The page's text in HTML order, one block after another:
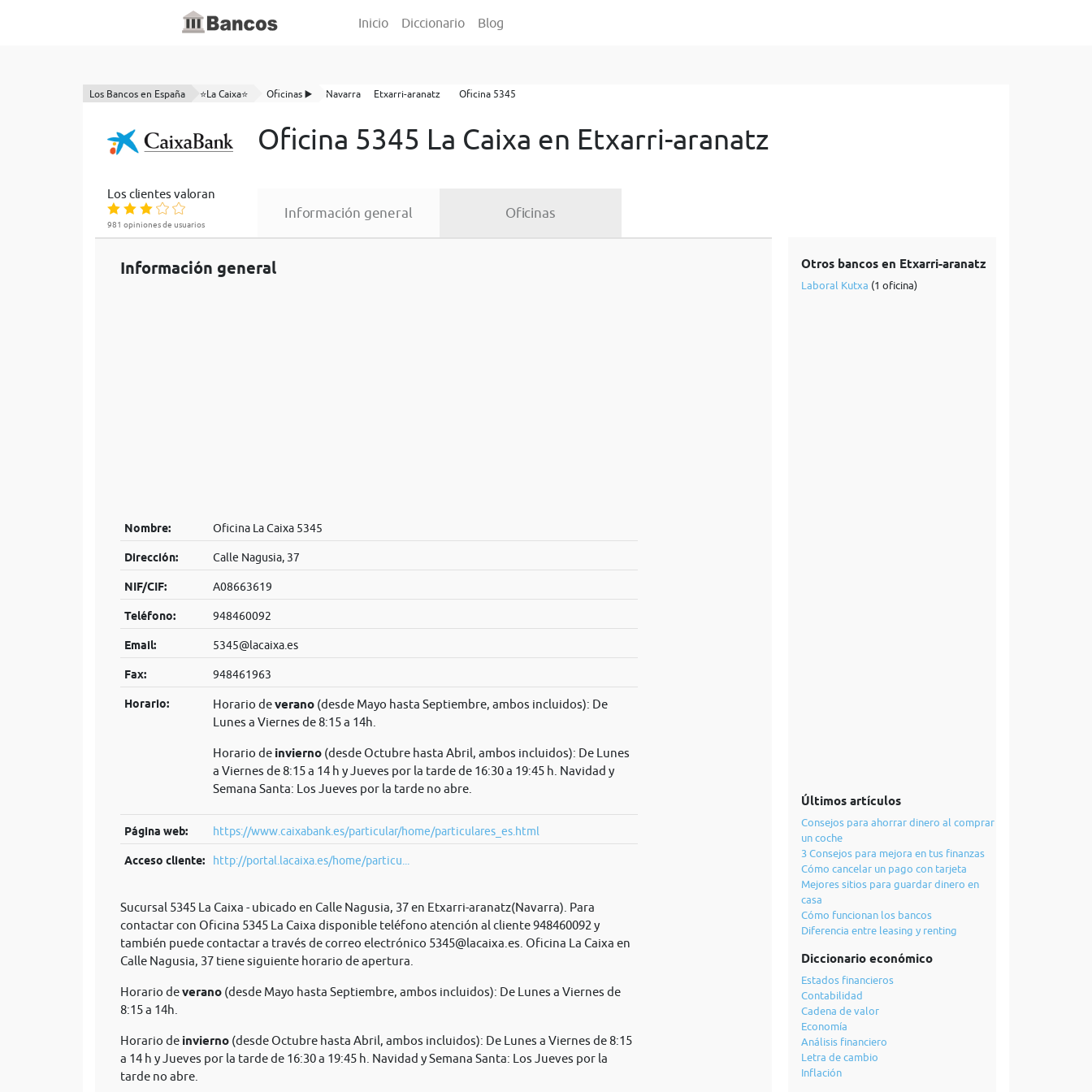
Inicio Diccionario Blog
Los Bancos en España ⭐La Caixa⭐ Oficinas ▶️ Navarra Etxarri-aranatz Oficina 5345
Oficina 5345 La Caixa en Etxarri-aranatz
Los clientes valoran
981 opiniones de usuarios
Información general Oficinas
Información general
Nombre: Oficina La Caixa 5345
Dirección: Calle Nagusia, 37
NIF/CIF: A08663619
Teléfono: 948460092
Email: 5345@lacaixa.es
Fax: 948461963
Horario: Horario deverano(desde Mayo hasta Septiembre, ambos incluidos): De
Lunes a Viernes de 8:15 a 14h.
Horario de invierno(desde Octubre hasta Abril, ambos incluidos): De Lunes
a Viernes de 8:15 a 14 h y Jueves por la tarde de 16:30 a 19:45 h. Navidad y
Semana Santa: Los Jueves por la tarde no abre.
Página web: https://www.caixabank.es/particular/home/particulares_es.html
Acceso cliente: http://portal.lacaixa.es/home/particu...
Sucursal 5345 La Caixa - ubicado en Calle Nagusia, 37 en Etxarri-aranatz(Navarra). Para
contactar con Oficina 5345 La Caixa disponible teléfono atención al cliente 948460092 y
también puede contactar a través de correo electrónico 5345@lacaixa.es . Oficina La Caixa en
Calle Nagusia, 37 tiene siguiente horario de apertura.
Horario deverano (desde Mayo hasta Septiembre, ambos incluidos): De Lunes a Viernes de
8:15 a 14h.
Horario de invierno (desde Octubre hasta Abril, ambos incluidos): De Lunes a Viernes de 8:15
a 14 h y Jueves por la tarde de 16:30 a 19:45 h. Navidad y Semana Santa: Los Jueves por la
tarde no abre.
Otros bancos en Etxarri-aranatz
Laboral Kutxa (1 oficina)
Últimos artículos
Consejos para ahorrar dinero al comprar
un coche
3 Consejos para mejora en tus finanzas
Cómo cancelar un pago con tarjeta
Mejores sitios para guardar dinero en
casa
Cómo funcionan los bancos
Diferencia entre leasing y renting
Diccionario económico
Estados financieros
Contabilidad
Cadena de valor
Economía
Análisis financiero
Letra de cambio
Inflación